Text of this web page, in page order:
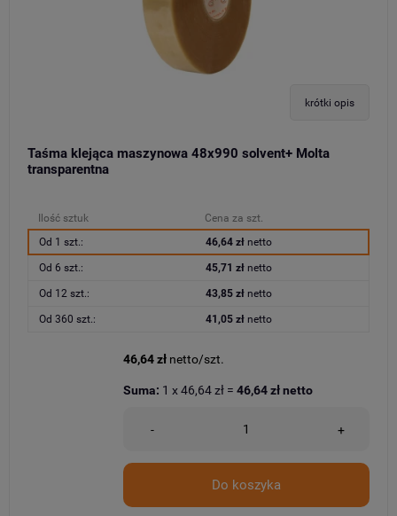
krótki opis
Taśma klejąca maszynowa 48x990 solvent+ Molta
transparentna
Ilość sztuk
Cena za szt.
Od 1 szt.:
46,64 złnetto
Od 6 szt.: 45,71 złnetto
Od 12 szt.: 43,85 złnetto
Od 360 szt.: 41,05 złnetto
46,64 zł netto/szt.
- +
Do koszyka
Suma: 1 x46,64 zł = 46,64 złnetto